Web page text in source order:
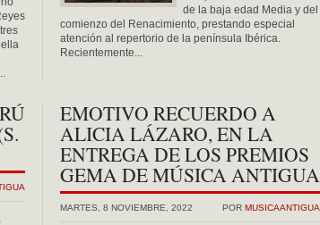
de la baja edad Media y del
comienzo del Renacimiento, prestando especial
atención al repertorio de la península Ibérica.
Recientemente...
EMOTIVO RECUERDO A
ALICIA LÁZARO, EN LA
ENTREGA DE LOS PREMIOS
GEMA DE MÚSICA ANTIGUA
POR MUSICAANTIGUA
MARTES, 8 NOVIEMBRE, 2022